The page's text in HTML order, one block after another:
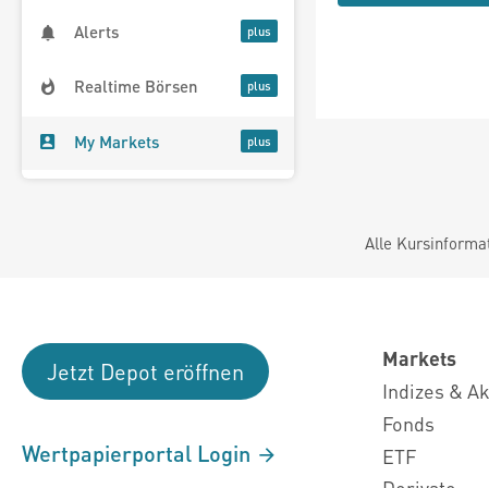
Alerts
Realtime Börsen
My Markets
Alle
Jetzt Depot eröffnen
Wertpapierportal Login
Markets
Indizes &
Fonds
ETF